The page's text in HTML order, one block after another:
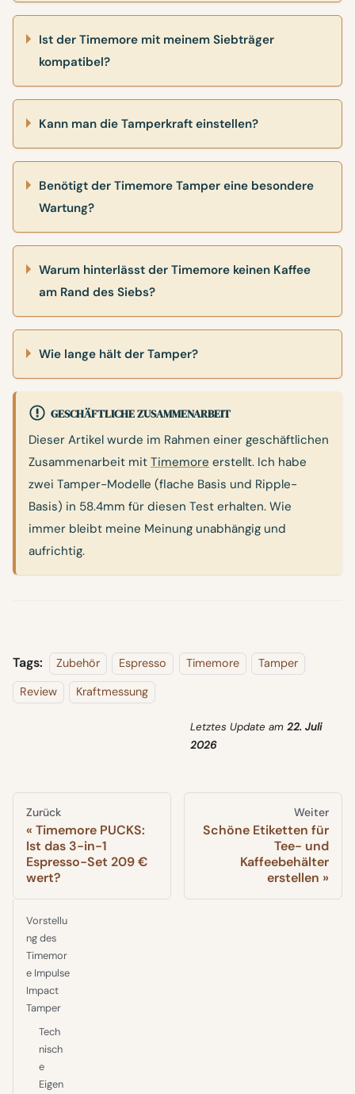
Ist der Timemore mit meinem Siebträger
kompatibel?
Kann man die Tamperkraft einstellen?
Benötigt der Timemore Tamper eine besondere
Wartung?
Warum hinterlässt der Timemore keinen Kaffee
am Rand des Siebs?
Wie lange hält der Tamper?
GESCHÄFTLICHE ZUSAMMENARBEIT
Dieser Artikel wurde im Rahmen einer geschäftlichen
Zusammenarbeit mit Timemore erstellt. Ich habe
zwei Tamper-Modelle (flache Basis und Ripple-
Basis) in 58.4mm für diesen Test erhalten. Wie
immer bleibt meine Meinung unabhängig und
aufrichtig.
Tags: Zubehör Espresso Timemore
Tamper
Review
Kraftmessung
Letztes Update am 22. Juli
2026
Zurück
Timemore PUCKS:
Ist das 3-in-1
Espresso-Set 209 €
wert?
Weiter
Schöne Etiketten für
Tee- und
Kaffeebehälter
erstellen
Vorstellu
ng des
Timemor
e Impulse
Impact
Tamper
Tech
nisch
e
Eigen